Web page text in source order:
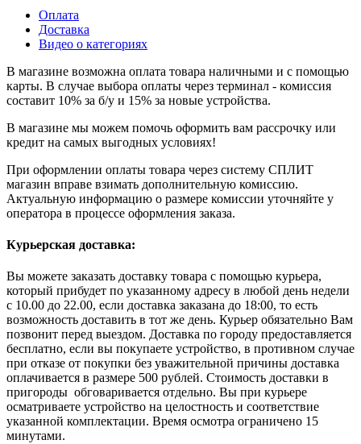
Оплата
Доставка
Видео о категориях
В магазине возможна оплата товара наличными и с помощью
карты. В случае выбора оплаты через терминал - комиссия
составит 10% за б/у и 15% за новые устройства.
В магазине мы можем помочь оформить вам рассрочку или
кредит на самых выгодных условиях!
При оформлении оплаты товара через систему СПЛИТ
магазин вправе взимать дополнительную комиссию.
Актуальную информацию о размере комиссии уточняйте у
оператора в процессе оформления заказа.
Курьерская доставка:
Вы можете заказать доставку товара с помощью курьера,
который прибудет по указанному адресу в любой день недели
с 10.00 до 22.00, если доставка заказана до 18:00, то есть
возможность доставить в тот же день. Курьер обязательно Вам
позвонит перед выездом. Доставка по городу предоставляется
бесплатно, если вы покупаете устройство, в противном случае
при отказе от покупки без уважительной причины доставка
оплачивается в размере 500 рублей. Стоимость доставки в
пригороды обговаривается отдельно. Вы при курьере
осматриваете устройство на целостность и соответствие
указанной комплектации. Время осмотра ограничено 15
минутами.